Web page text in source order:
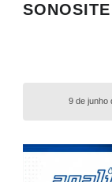
9 de junho